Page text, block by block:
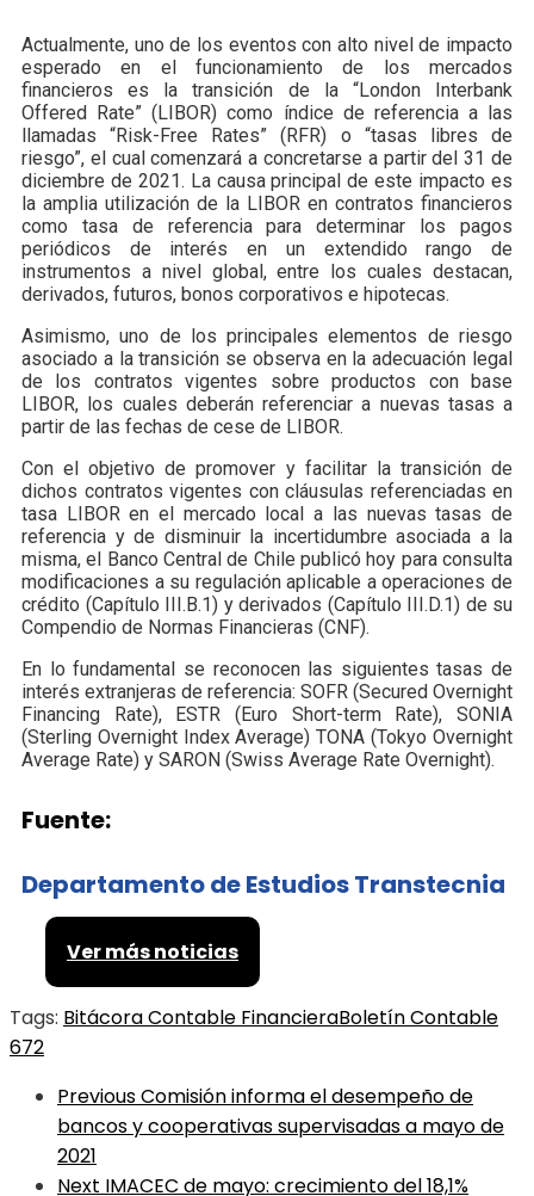
Actualmente, uno de los eventos con alto nivel de impacto
esperado en el funcionamiento de los mercados
financieros es la transición de la “London Interbank
Offered Rate” (LIBOR) como índice de referencia a las
llamadas “Risk-Free Rates” (RFR) o “tasas libres de
riesgo”, el cual comenzará a concretarse a partir del 31 de
diciembre de 2021. La causa principal de este impacto es
la amplia utilización de la LIBOR en contratos financieros
como tasa de referencia para determinar los pagos
periódicos de interés en un extendido rango de
instrumentos a nivel global, entre los cuales destacan,
derivados, futuros, bonos corporativos e hipotecas.
Asimismo, uno de los principales elementos de riesgo
asociado a la transición se observa en la adecuación legal
de los contratos vigentes sobre productos con base
LIBOR, los cuales deberán referenciar a nuevas tasas a
partir de las fechas de cese de LIBOR.
Con el objetivo de promover y facilitar la transición de
dichos contratos vigentes con cláusulas referenciadas en
tasa LIBOR en el mercado local a las nuevas tasas de
referencia y de disminuir la incertidumbre asociada a la
misma, el Banco Central de Chile publicó hoy para consulta
modificaciones a su regulación aplicable a operaciones de
crédito (Capítulo III.B.1) y derivados (Capítulo III.D.1) de su
Compendio de Normas Financieras (CNF).
En lo fundamental se reconocen las siguientes tasas de
interés extranjeras de referencia: SOFR (Secured Overnight
Financing Rate), ESTR (Euro Short-term Rate), SONIA
(Sterling Overnight Index Average) TONA (Tokyo Overnight
Average Rate) y SARON (Swiss Average Rate Overnight).
Fuente:
Departamento de Estudios Transtecnia
Ver más noticias
Tags: Bitácora Contable FinancieraBoletín Contable
672
PreviousComisión informa el desempeño de
bancos y cooperativas supervisadas a mayo de
2021
Next IMACEC de mayo: crecimiento del 18,1%